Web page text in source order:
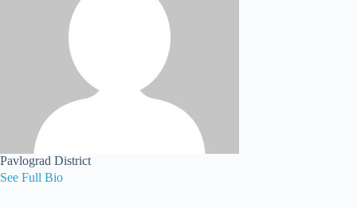
Pavlograd District
See Full Bio